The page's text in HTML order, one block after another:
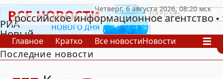
РИА
Новый
День
российское информационное агентство
Главное Кратко Все новостиНовости
В России
В мире
Последние новости